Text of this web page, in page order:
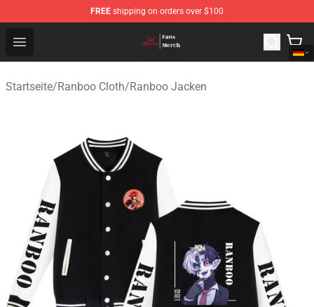
FREE shipping on orders over $100
Open menu
Ranboo Shop - Official Ranboo Merchandise Store
Startseite/Ranboo Cloth/Ranboo Jacken